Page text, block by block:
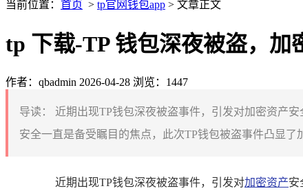
当前位置： 首页 > tp官网钱包app > 文章正文
tp 下载-TP 钱包深夜被盗，加
作者：qbadmin 2026-04-28 浏览：1447
导读：
近期出现TP钱包深夜被盗事件，引发对加密资产
安全一直是备受瞩目的焦点，此次TP钱包被盗事件凸显
近期出现TP钱包深夜被盗事件，引发对加密资产安